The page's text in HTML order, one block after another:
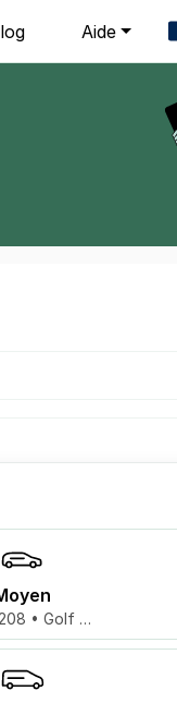
Aide
• Golf …